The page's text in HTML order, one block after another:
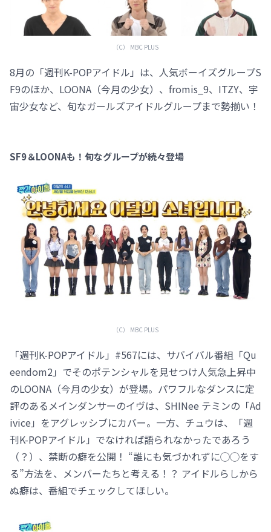
（C） MBC PLUS
8月の「週刊K-POPアイドル」は、人気ボーイズグループS
F9のほか、LOONA（今月の少女）、fromis_9、ITZY、宇
宙少女など、旬なガールズアイドルグループまで勢揃い！
SF9＆LOONAも！旬なグループが続々登場
（C） MBC PLUS
「週刊K-POPアイドル」#567には、サバイバル番組「Qu
eendom2」でそのポテンシャルを見せつけ人気急上昇中
のLOONA（今月の少女）が登場。パワフルなダンスに定
評のあるメインダンサーのイヴは、SHINee テミンの「Ad
ivice」をアグレッシブにカバー。一方、チュウは、「週
刊K-POPアイドル」でなければ語られなかったであろう
（？）、禁断の癖を公開！ “誰にも気づかれずに◯◯をす
る”方法を、メンバーたちと考える！？ アイドルらしから
ぬ癖は、番組でチェックしてほしい。